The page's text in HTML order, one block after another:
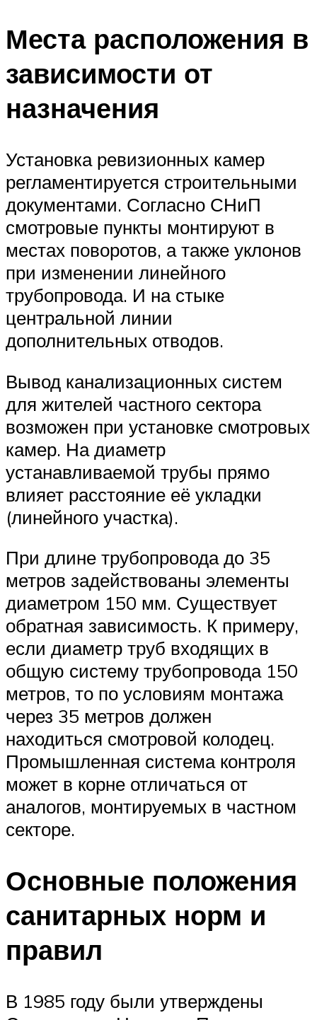
Места расположения в
зависимости от
назначения
Установка ревизионных камер
регламентируется строительными
документами. Согласно СНиП
смотровые пункты монтируют в
местах поворотов, а также уклонов
при изменении линейного
трубопровода. И на стыке
центральной линии
дополнительных отводов.
Вывод канализационных систем
для жителей частного сектора
возможен при установке смотровых
камер. На диаметр
устанавливаемой трубы прямо
влияет расстояние её укладки
(линейного участка).
При длине трубопровода до 35
метров задействованы элементы
диаметром 150 мм. Существует
обратная зависимость. К примеру,
если диаметр труб входящих в
общую систему трубопровода 150
метров, то по условиям монтажа
через 35 метров должен
находиться смотровой колодец.
Промышленная система контроля
может в корне отличаться от
аналогов, монтируемых в частном
секторе.
Основные положения
санитарных норм и
правил
В 1985 году были утверждены